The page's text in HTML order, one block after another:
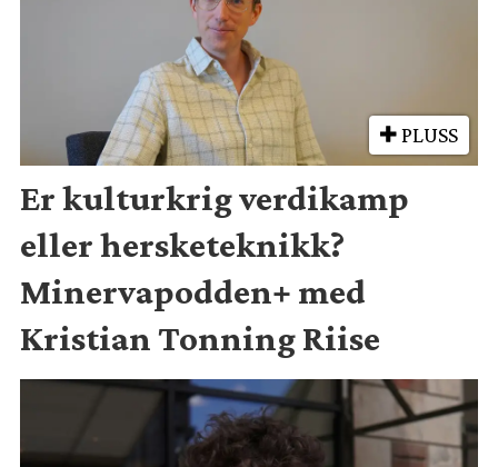
PLUSS
Er kulturkrig verdikamp
eller hersketeknikk?
Minervapodden+ med
Kristian Tonning Riise